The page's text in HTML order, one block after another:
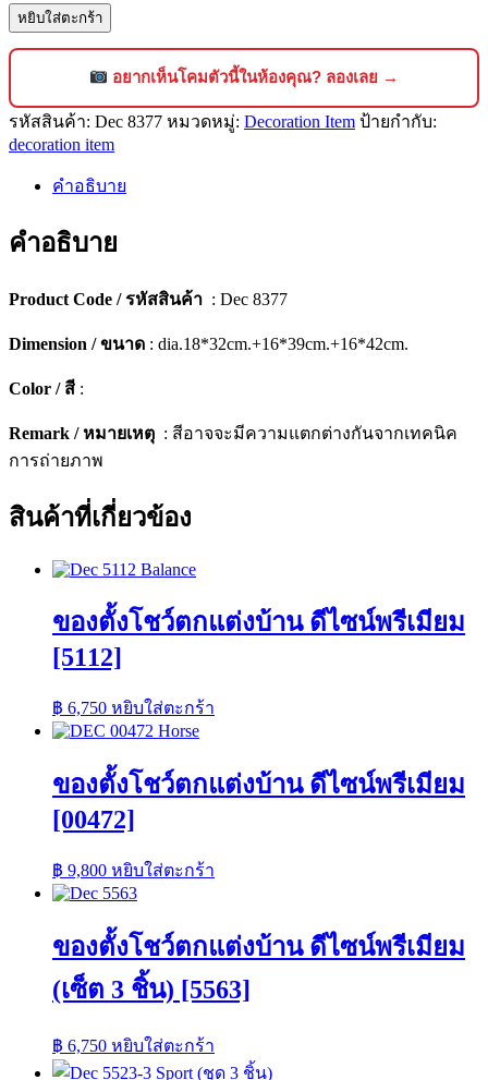
จำนวน
โชว์
ตกแต่ง
บ้าน
(เซ็ต
3
[8377]
หยิบใส่ตะกร้า
อยากเห็นโคมตัวนี้ในห้องคุณ? ลองเลย →
รหัสสินค้า: Dec 8377 หมวดหมู่: Decoration Item ป้ายกำกับ:
decoration item
คำอธิบาย
คำอธิบาย
Product Code / รหัสสินค้า : Dec 8377
Dimension / ขนาด : dia.18*32cm.+16*39cm.+16*42cm.
Color / สี :
Remark / หมายเหตุ : สีอาจจะมีความแตกต่างกันจากเทคนิค
การถ่ายภาพ
สินค้าที่เกี่ยวข้อง
ของตั้งโชว์ตกแต่งบ้าน ดีไซน์พรีเมียม
[5112]
฿ 6,750 หยิบใส่ตะกร้า
ของตั้งโชว์ตกแต่งบ้าน ดีไซน์พรีเมียม
[00472]
฿ 9,800 หยิบใส่ตะกร้า
ของตั้งโชว์ตกแต่งบ้าน ดีไซน์พรีเมียม
(เซ็ต 3 ชิ้น) [5563]
฿ 6,750 หยิบใส่ตะกร้า